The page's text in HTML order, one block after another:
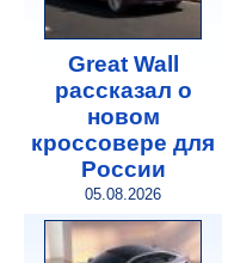
Great Wall
рассказал о
новом
кроссовере для
России
05.08.2026